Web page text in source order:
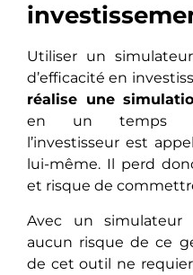
Utiliser un
d’efficacité en
réalise une
en un temps
l’investisseur est
lui-même. Il perd
et risque de
Avec un simulateur
aucun risque de ce
de cet outil ne